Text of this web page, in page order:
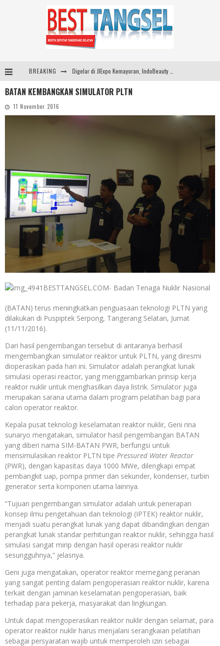
BREAKING
BATAN KEMBANGKAN SIMULATOR PLTN
11 November 2016
BESTTANGSEL.COM- Badan Tenaga Nuklir Nasional
(BATAN) terus meningkatkan penguasaan teknologi PLTN yang
dilakukan di Puspiptek Serpong, Tangerang Selatan, Jumat
(11/11/2016).
Dari hasil pengembangan tersebut di antaranya berhasil
mengembangkan simulator reaktor untuk PLTN, yang diresmi
dioperasikan pada hari ini. Simulator adalah perangkat lunak
simulasi operasi reactor, yang menggambarkan prinsip kerja
reaktor nuklir untuk menghasilkan daya listrik. Simulator juga
merupakan sarana utama dalam program pelatihan bagi para
calon operator reaktor.
Kepala pusat teknologi keselamatan reaktor nuklir, Geni rina
sunaryo mengatakan, simulator hasil pengembangan BATAN
yang diberi nama SIM-BATAN PWR, berfungsi untuk
mensimulasikan reaktor PLTN tipe Pressured Water Reactor
(PWR), dengan kapasitas daya 1000 MWe, dilengkapi empat
pembangkit uap, pompa primer dan sekunder, kondenser, turbin
generator serta komponen utama lainnya.
“Tujuan pengembangan simulator adalah untuk penerapan
konsep ilmu pengetahuan dan teknologi (IPTEK) reaktor nuklir,
menjadi suatu perangkat lunak yang dapat dibandingkan dengan
perangkat lunak standar perhitungan reaktor nuklir, sehingga hasil
simulasi sangat mirip dengan hasil operasi reaktor nuklir
sesungguhnya,” jelasnya.
Geni juga mengatakan, operator reaktor memegang peranan
yang sangat penting dalam pengoperasian reaktor nuklir, karena
terkait dengan jaminan keselamatan pengoperasian, baik
terhadap para pekerja, masyarakat dan lingkungan.
Untuk dapat mengoperasikan reaktor nuklir dengan selamat, para
operator reaktor nuklir harus menjalani serangkaian pelatihan
sebagai persyaratan wajib untuk memperoleh izin sebagai